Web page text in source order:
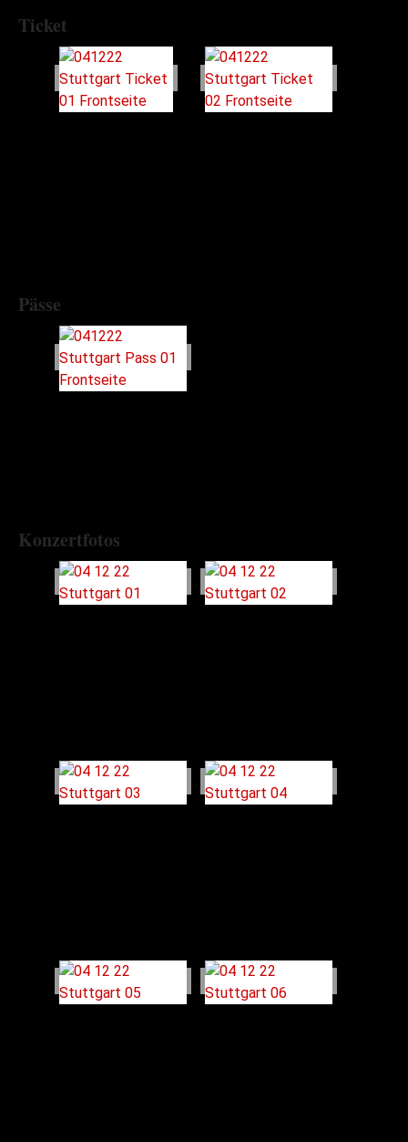
Ticket
Pässe
Konzertfotos